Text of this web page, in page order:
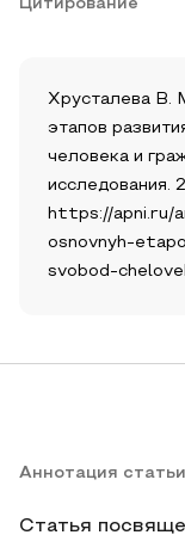
Цитирование
Хрусталева В.
этапов
человека и
исследования.
https://apni.ru/
osnovnyh-
svobod-
Аннотация статьи
Статья